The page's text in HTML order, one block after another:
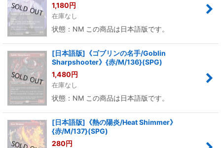
1,180円
在庫なし
状態：NM この商品は日本語版です。
[日本語版]《ゴブリンの名手/Goblin
Sharpshooter》{赤/M/136}(SPG)
1,480円
在庫なし
状態：NM この商品は日本語版です。
[日本語版]《熱の陽炎/Heat Shimmer》
{赤/M/137}(SPG)
280円